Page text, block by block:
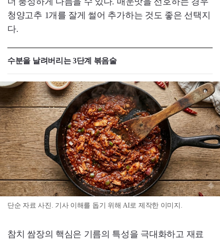
청양고추 1개를 잘게 썰어 추가하는 것도 좋은 선택지
다.
수분을 날려버리는 3단계 볶음술
단순 자료 사진. 기사 이해를 돕기 위해 AI로 제작한 이미지.
참치 쌈장의 핵심은 기름의 특성을 극대화하고 재료